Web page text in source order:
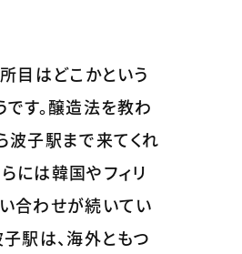
目はどこかという
です。醸造法を教わ
波子駅まで来てくれ
には韓国やフィリ
合わせが続いてい
子駅は、海外ともつ